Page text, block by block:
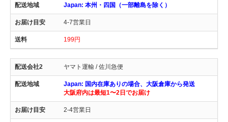
Japan: 本州・四国（一部離島を除く）
4-7営業日
199円
ヤマト運輸 / 佐川急便
Japan: 国内在庫ありの場合、大阪倉庫から発送
大阪府内は最短1〜2日でお届け
2-4営業日